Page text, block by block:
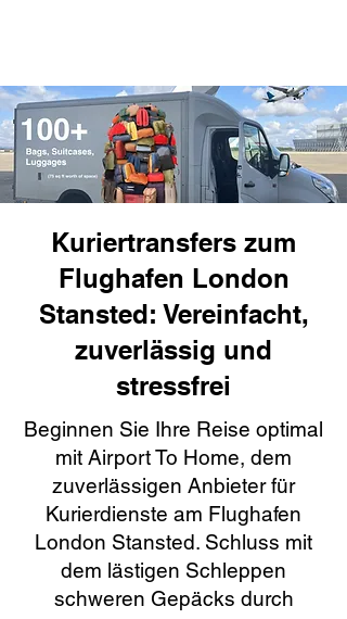
Kuriertransfers zum
Flughafen London
Stansted: Vereinfacht,
zuverlässig und
stressfrei
Beginnen Sie Ihre Reise optimal
mit Airport To Home, dem
zuverlässigen Anbieter für
Kurierdienste am Flughafen
London Stansted. Schluss mit
dem lästigen Schleppen
schweren Gepäcks durch